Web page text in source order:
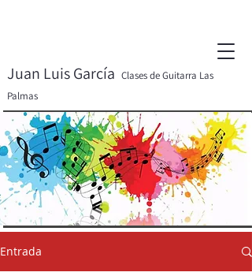
Juan Luis García Clases de Guitarra Las
Palmas
Entrada